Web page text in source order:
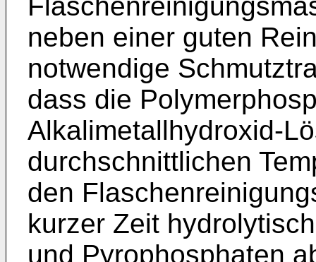
neben einer guten
notwendige
dass die
Alkalimetallhydroxid-
durchschnittlichen
den
kurzer Zeit
und Pyrophosphaten